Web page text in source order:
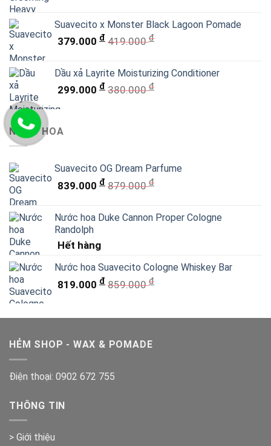
Suavecito x Monster Black Lagoon Pomade
379.000 đ 419.000đ
Dầu xả Layrite Moisturizing Conditioner
299.000 đ 380.000đ
NƯỚC HOA
Suavecito OG Dream Parfume
839.000 đ 879.000đ
Nước hoa Duke Cannon Proper Cologne
Randolph
Hết hàng
Nước hoa Suavecito Cologne Whiskey Bar
819.000 đ 859.000đ
HẺM SHOP - WAX & POMADE
Điện thoại: 0902 672 755
THÔNG TIN
> Giới thiệu